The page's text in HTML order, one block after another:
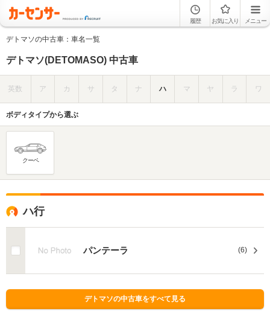
履歴 お気に入り メニュー
デトマソの中古車：車名一覧
デトマソ(DETOMASO) 中古車
英数 ア カ サ タ ナ ハ マ ヤ ラ ワ
ボディタイプから選ぶ
クーペ
ハ行
パンテーラ (6)
デトマソの中古車をすべて見る